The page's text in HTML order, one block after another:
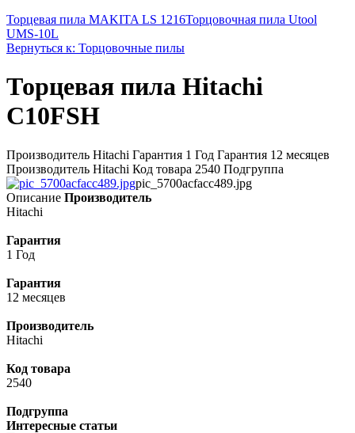
Торцевая пила MAKITA LS 1216Торцовочная пила Utool
UMS-10L
Вернуться к: Торцовочные пилы
Торцевая пила Hitachi
C10FSН
Производитель Hitachi Гарантия 1 Год Гарантия 12 месяцев
Производитель Hitachi Код товара 2540 Подгруппа
pic_5700acfacc489.jpg
Описание Производитель
Hitachi
Гарантия
1 Год
Гарантия
12 месяцев
Производитель
Hitachi
Код товара
2540
Подгруппа
Интересные статьи